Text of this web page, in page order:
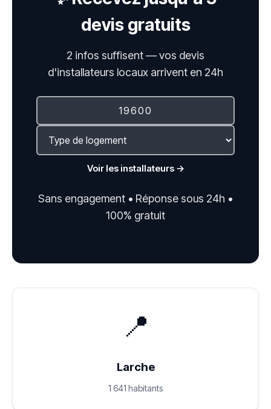
devis gratuits
2 infos suffisent — vos devis
d'installateurs locaux arrivent en 24h
Voir les installateurs →
Sans engagement • Réponse sous 24h •
100% gratuit
📍
Larche
1 641 habitants